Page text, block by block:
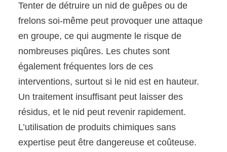
Tenter de détruire un nid de guêpes ou de
frelons soi-même peut provoquer une attaque
en groupe, ce qui augmente le risque de
nombreuses piqûres. Les chutes sont
également fréquentes lors de ces
interventions, surtout si le nid est en hauteur.
Un traitement insuffisant peut laisser des
résidus, et le nid peut revenir rapidement.
L’utilisation de produits chimiques sans
expertise peut être dangereuse et coûteuse.